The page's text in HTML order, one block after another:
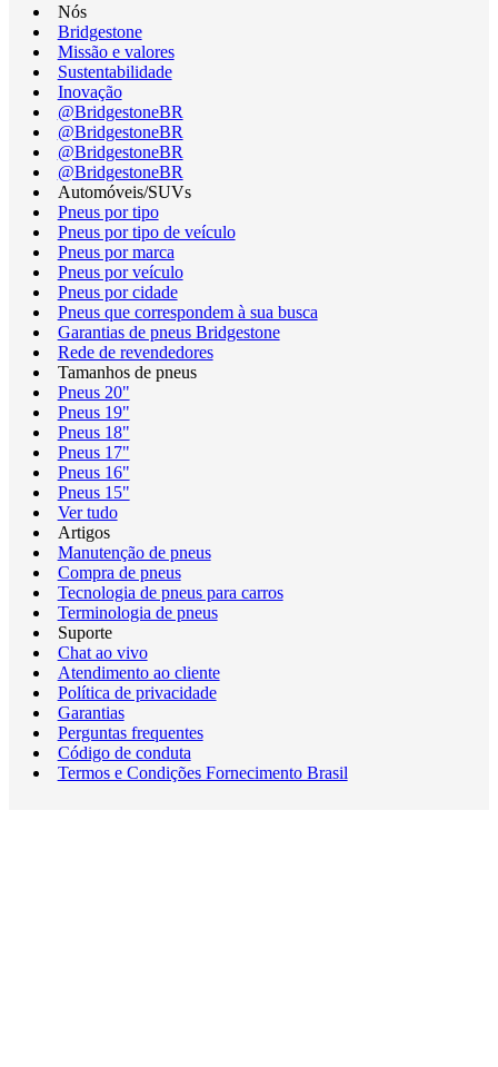
Nós
Bridgestone
Missão e valores
Sustentabilidade
Inovação
@BridgestoneBR
@BridgestoneBR
@BridgestoneBR
@BridgestoneBR
Automóveis/SUVs
Pneus por tipo
Pneus por tipo de veículo
Pneus por marca
Pneus por veículo
Pneus por cidade
Pneus que correspondem à sua busca
Garantias de pneus Bridgestone
Rede de revendedores
Tamanhos de pneus
Pneus 20"
Pneus 19"
Pneus 18"
Pneus 17"
Pneus 16"
Pneus 15"
Ver tudo
Artigos
Manutenção de pneus
Compra de pneus
Tecnologia de pneus para carros
Terminologia de pneus
Suporte
Chat ao vivo
Atendimento ao cliente
Política de privacidade
Garantias
Perguntas frequentes
Código de conduta
Termos e Condições Fornecimento Brasil